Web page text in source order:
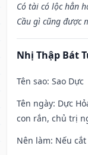
Có tài có lộc hẳn
Cầu gì cũng được
Nhị Thập Bát
Tên sao: Sao Dực
Tên ngày: Dực
con rắn, chủ trị
Nên làm: Nếu